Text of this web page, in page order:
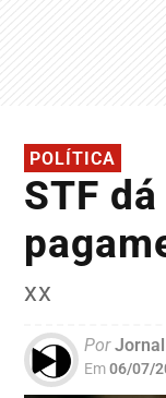
POLÍTICA
STF
xx
PorJornal
Em06/07/